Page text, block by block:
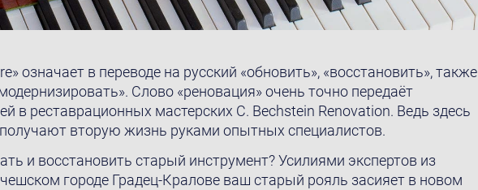
означает в переводе на русский «обновить», «восстановить», также
Слово «реновация» очень точно передаёт
в реставрационных мастерских C. Bechstein Renovation. Ведь здесь
вторую жизнь руками опытных специалистов.
и восстановить старый инструмент? Усилиями экспертов из
городе Градец-Кралове ваш старый рояль засияет в новом